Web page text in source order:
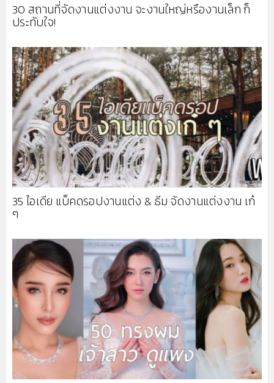
30 สถานที่จัดงานแต่งงาน จะงานใหญ่หรืองานเล็ก ก็
ประทับใจ!
35 ไอเดีย แบ็คดรอปงานแต่ง & ธีม จัดงานแต่งงาน เก๋
ๆ